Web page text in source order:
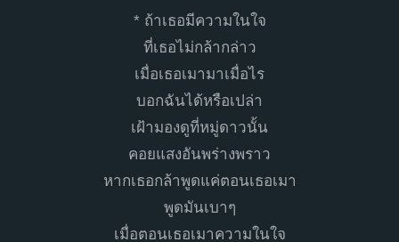
* ถ้าเธอมีความในใจ
ที่เธอไม่กล้ากล่าว
เมื่อเธอเมามาเมื่อไร
บอกฉันได้หรือเปล่า
เฝ้ามองดูที่หมู่ดาวนั้น
คอยแสงอันพร่างพราว
หากเธอกล้าพูดแค่ตอนเธอเมา
พูดมันเบาๆ
เมื่อตอนเธอเมาความในใจ